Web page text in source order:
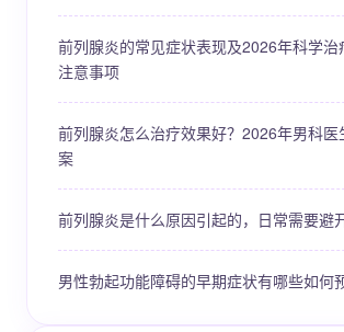
前列腺炎的常见症状表现及2026年科学治
注意事项
前列腺炎怎么治疗效果好？2026年男科医
案
前列腺炎是什么原因引起的，日常需要避
男性勃起功能障碍的早期症状有哪些如何